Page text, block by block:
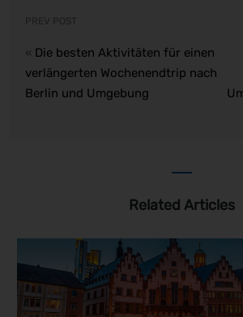
PREV POST
« Die besten Aktivitäten für einen
verlängerten Wochenendtrip nach
Berlin und Umgebung
Related Articles